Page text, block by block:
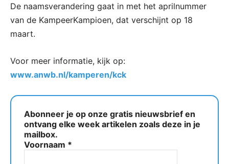
De naamsverandering gaat in met het aprilnummer
van de KampeerKampioen, dat verschijnt op 18
maart.
Voor meer informatie, kijk op:
www.anwb.nl/kamperen/kck
Abonneer je op onze gratis nieuwsbrief en
ontvang elke week artikelen zoals deze in je
mailbox.
Voornaam *